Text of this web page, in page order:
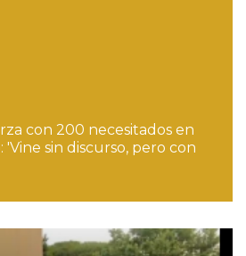
con 200 necesitados en
'Vine sin discurso, pero con